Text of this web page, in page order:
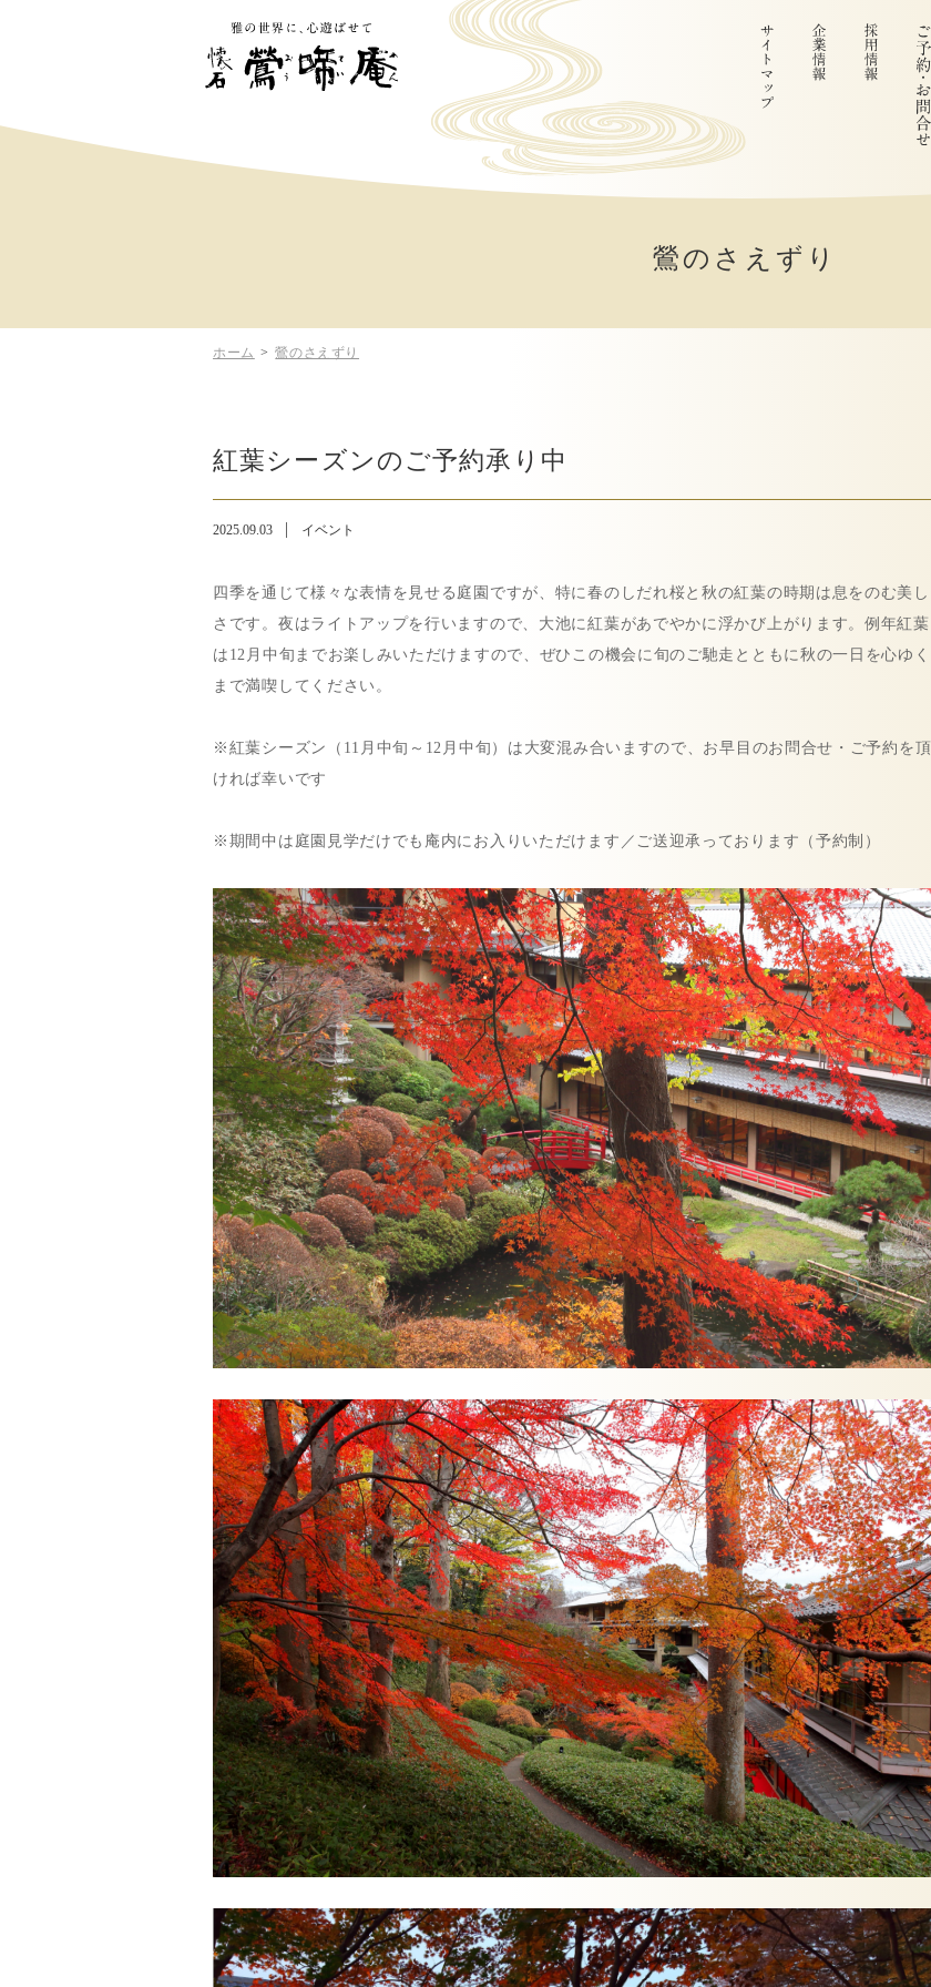
鶯のさえずり
ホーム > 鶯のさえずり
紅葉シーズンのご予約承り中
2025.09.03 イベント
四季を通じて様々な表情を見せる庭園ですが、特に春のしだれ桜と秋の紅葉の時期は息をのむ美し
さです。夜はライトアップを行いますので、大池に紅葉があでやかに浮かび上がります。例年紅葉
は12月中旬までお楽しみいただけますので、ぜひこの機会に旬のご馳走とともに秋の一日を心ゆく
まで満喫してください。
※紅葉シーズン（11月中旬～12月中旬）は大変混み合いますので、お早目のお問合せ・ご予約を頂
ければ幸いです
※期間中は庭園見学だけでも庵内にお入りいただけます／ご送迎承っております（予約制）